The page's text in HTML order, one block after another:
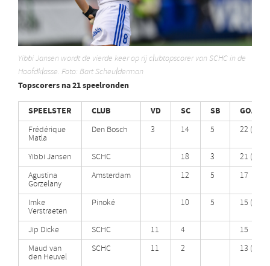
Yibbi Jansen wordt de vierde keer op rij clubtopscorer van SCHC in de
Hoofdklasse. Foto: Bart Scheulderman
Topscorers na 21 speelronden
SPEELSTER CLUB VD SC SB GOALS
Frédérique
Matla
Den Bosch 3 14 5 22 (+3)
Yibbi Jansen SCHC 18 3
21 (+2)
Agustina
Gorzelany
Amsterdam 12 5 17
Imke
Verstraeten
Pinoké 10 5 15 (+1)
Jip Dicke SCHC 11 4
15
Maud van
den Heuvel
SCHC 11 2 13 (+2)